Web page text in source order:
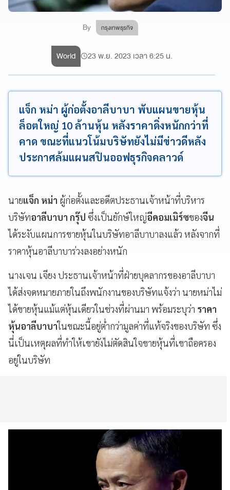
By กรุงเทพธุรกิจ
World 23 พ.ย. 2023 เวลา 6:25 น.
แจ็ก หม่า ผู้ก่อตั้งอาลีบาบา พับแผนขายหุ้น
ล็อตใหญ่ 10 ล้านหุ้น หลังราคาดิ่งหนักกว่าที่
คาด ขณะที่แนวโน้มบริษัทยังไม่มีข่าวดีหลัง
ประกาศล้มแผนสปินออฟธุรกิจคลาวด์
นายแจ็ก หม่า ผู้ก่อตั้งและอดีตประธานเจ้าหน้าที่บริหาร
บริษัทอาลีบาบา กรุ๊ป ซึ่งเป็นยักษ์ใหญ่อีคอมเมิร์ซของจีน
ได้ระงับแผนการขายหุ้นในบริษัทอาลีบาบาลงแล้ว หลังจากที่
ราคาหุ้นอาลีบาบาร่วงลงอย่างหนัก
นางเจน เจียง ประธานเจ้าหน้าที่ฝ่ายบุคลากรของอาลีบาบา
ได้ส่งจดหมายภายในถึงพนักงานของบริษัทแจ้งว่า นายหม่าไม่
ได้ขายหุ้นแม้แต่หุ้นเดียวในช่วงที่ผ่านมา พร้อมระบุว่า ราคา
หุ้นอาลีบาบาในขณะนี้อยู่ต่ำกว่ามูลค่าที่แท้จริงของบริษัท ซึ่ง
นี่เป็นเหตุผลที่ทำให้เขายังไม่ตัดสินใจขายหุ้นที่เขาถือครอง
อยู่ในบริษัท